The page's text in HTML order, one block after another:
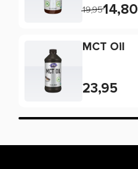
19,9514,80
MCT Oil
23,95